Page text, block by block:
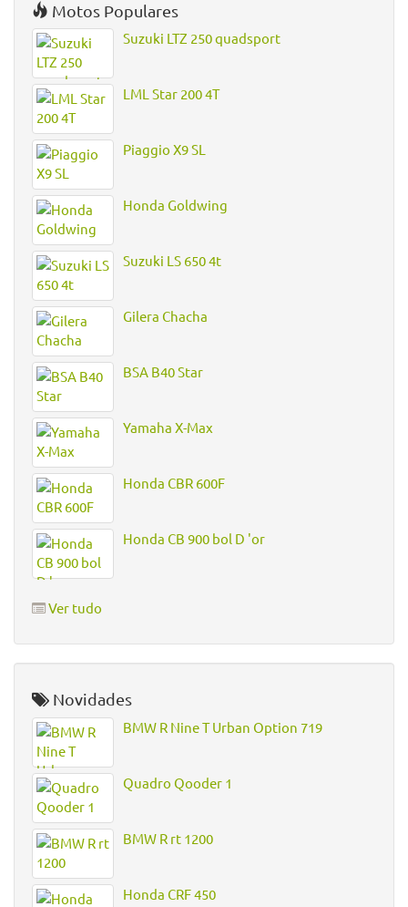
Motos Populares
Suzuki LTZ 250 quadsport
LML Star 200 4T
Piaggio X9 SL
Honda Goldwing
Suzuki LS 650 4t
Gilera Chacha
BSA B40 Star
Yamaha X-Max
Honda CBR 600F
Honda CB 900 bol D 'or
Ver tudo
Novidades
BMW R Nine T Urban Option 719
Quadro Qooder 1
BMW R rt 1200
Honda CRF 450